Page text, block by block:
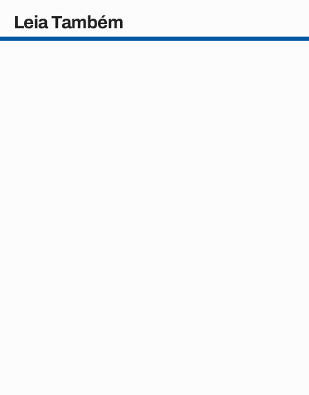
Leia Também